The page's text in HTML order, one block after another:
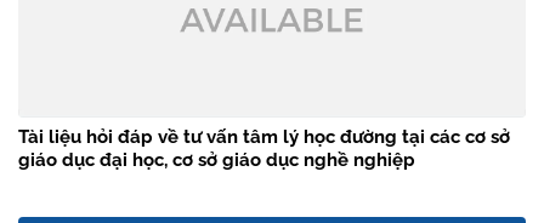
Tài liệu hỏi đáp về tư vấn tâm lý học đường tại các cơ sở
giáo dục đại học, cơ sở giáo dục nghề nghiệp